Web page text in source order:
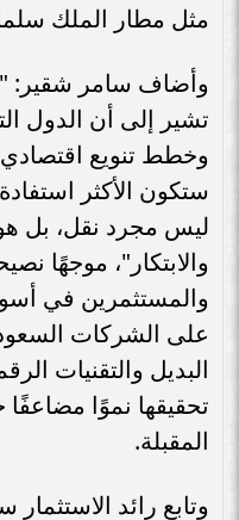
مثل مطار الملك
تشير إلى أن الدول
وخطط تنويع اقتصادي
ستكون الأكثر
ليس مجرد نقل، بل هو
والابتكار"، موجهًا
والمستثمرين في
على الشركات
البديل والتقنيات
تحقيقها نموًا
المقبلة.
وتابع رائد